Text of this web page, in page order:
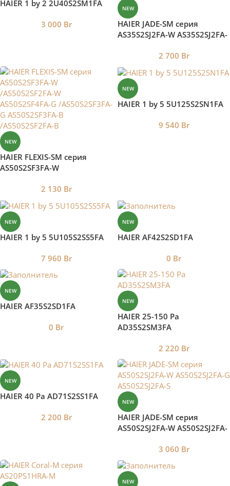
HAIER 1 by 2 2U40S2SM1FA
3 000 Br
NEW
HAIER JADE-SM серия
AS35S2SJ2FA-W AS35S2SJ2FA-
2 700 Br
NEW
HAIER FLEXIS-SM серия
AS50S2SF3FA-W
AS50S2SF4FA-G
/AS50S2SF3FA-G
AS50S2SF3FA-B
/AS50S2SF2FA-B
2 130 Br
NEW
HAIER 1 by 5 5U125S2SN1FA
9 540 Br
NEW
HAIER 1 by 5 5U105S2SS5FA
7 960 Br
NEW
HAIER AF42S2SD1FA
0 Br
NEW
HAIER AF35S2SD1FA
0 Br
NEW
HAIER 25-150 Pa
AD35S2SM3FA
2 220 Br
NEW
HAIER 40 Pa AD71S2SS1FA
2 200 Br
NEW
HAIER JADE-SM серия
AS50S2SJ2FA-W AS50S2SJ2FA-
3 060 Br
NEW